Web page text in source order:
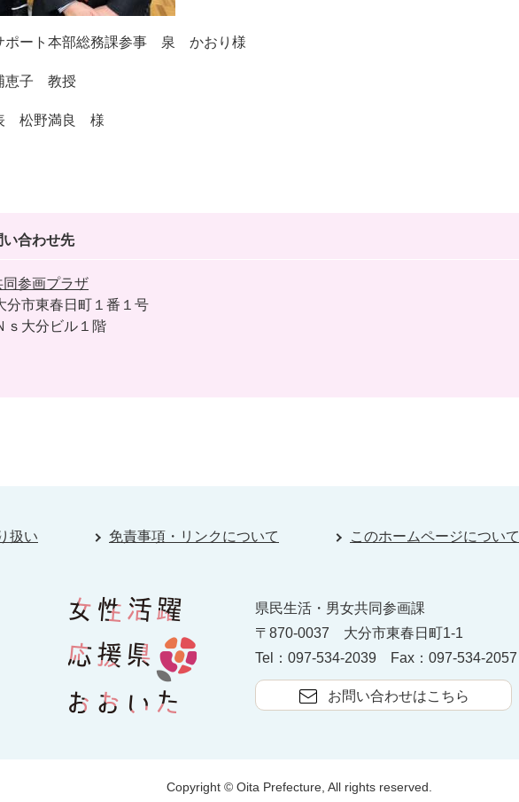
ポート本部総務課参事 泉 かおり様
恵子 教授
表 松野満良 様
い合わせ先
参画プラザ
分市東春日町１番１号
ｓ大分ビル１階
扱い 免責事項・リンクについて このホームページについて
県民生活・男女共同参画課
〒870-0037
大分市東春日町1-1
Tel：097-534-2039
Fax：097-534-2057
お問い合わせはこちら
Copyright © Oita Prefecture, All rights reserved.